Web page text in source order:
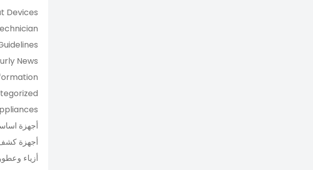
Devices
News
أجهزة
أجهزة
أزياء وعطور